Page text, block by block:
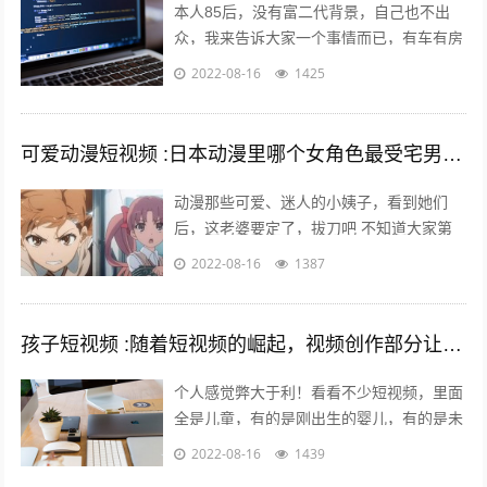
本人85后，没有富二代背景，自己也不出
众，我来告诉大家一个事情而已，有车有房
其实不难，你努力一样可以拥有，不过家里
2022-08-16 1425
可爱动漫短视频 :日本动漫里哪个女角色最受宅男们的喜爱欢迎？
动漫那些可爱、迷人的小姨子，看到她们
后，这老婆要定了，拔刀吧 不知道大家第
一次接触动漫是什么时候，绝大多数的老漫
吧...
2022-08-16 1387
孩子短视频 :随着短视频的崛起，视频创作部分让儿童入境，这对孩子是否有利？
个人感觉弊大于利！看看不少短视频，里面
全是儿童，有的是刚出生的婴儿，有的是未
上幼儿园的幼儿，有的是幼儿园的孩子，还
2022-08-16 1439